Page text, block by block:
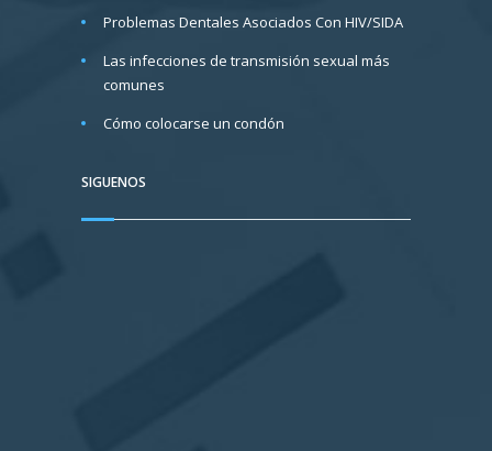
Problemas Dentales Asociados Con HIV/SIDA
Las infecciones de transmisión sexual más
comunes
Cómo colocarse un condón
SIGUENOS